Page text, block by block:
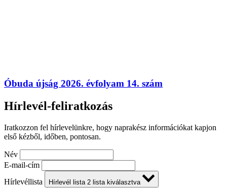
Óbuda újság 2026. évfolyam 14. szám
Hírlevél-feliratkozás
Iratkozzon fel hírlevelünkre, hogy naprakész információkat kapjon
első kézből, időben, pontosan.
Név
E-mail-cím
Hírlevéllista
Hírlevél lista 2 lista kiválasztva